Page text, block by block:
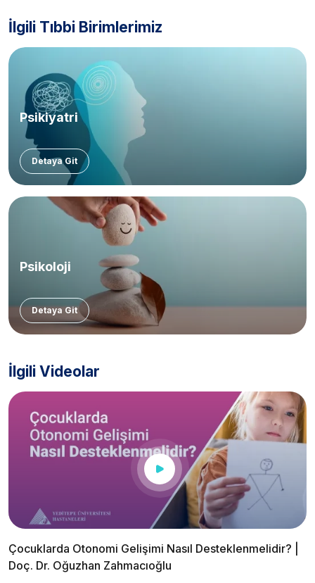
İlgili Tıbbi Birimlerimiz
Psikiyatri
Detaya Git
Psikoloji
Detaya Git
İlgili Videolar
Çocuklarda Otonomi Gelişimi Nasıl Desteklenmelidir? |
Doç. Dr. Oğuzhan Zahmacıoğlu